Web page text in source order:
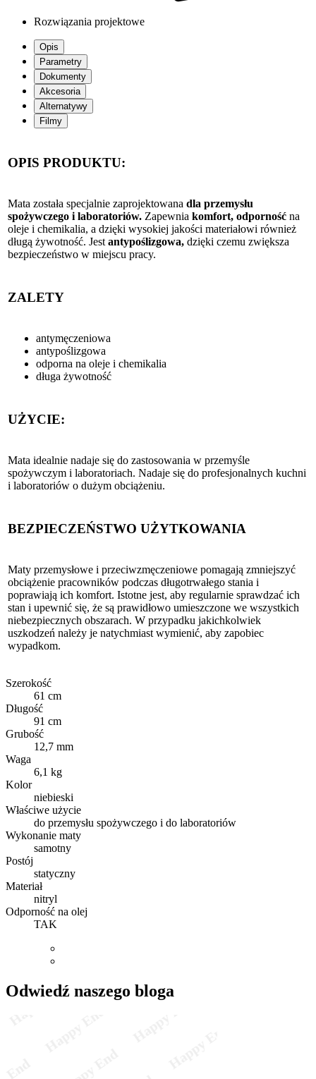
Rozwiązania projektowe
Opis
Parametry
Dokumenty
Akcesoria
Alternatywy
Filmy
OPIS PRODUKTU:
Mata została specjalnie zaprojektowana dla przemysłu
spożywczego i laboratoriów. Zapewnia komfort, odporność na
oleje i chemikalia, a dzięki wysokiej jakości materiałowi również
długą żywotność. Jest antypoślizgowa, dzięki czemu zwiększa
bezpieczeństwo w miejscu pracy.
ZALETY
antymęczeniowa
antypoślizgowa
odporna na oleje i chemikalia
długa żywotność
UŻYCIE:
Mata idealnie nadaje się do zastosowania w przemyśle
spożywczym i laboratoriach. Nadaje się do profesjonalnych kuchni
i laboratoriów o dużym obciążeniu.
BEZPIECZEŃSTWO UŻYTKOWANIA
Maty przemysłowe i przeciwzmęczeniowe pomagają zmniejszyć
obciążenie pracowników podczas długotrwałego stania i
poprawiają ich komfort. Istotne jest, aby regularnie sprawdzać ich
stan i upewnić się, że są prawidłowo umieszczone we wszystkich
niebezpiecznych obszarach. W przypadku jakichkolwiek
uszkodzeń należy je natychmiast wymienić, aby zapobiec
wypadkom.
Szerokość
61 cm
Długość
91 cm
Grubość
12,7 mm
Waga
6,1 kg
Kolor
niebieski
Właściwe użycie
do przemysłu spożywczego i do laboratoriów
Wykonanie maty
samotny
Postój
statyczny
Materiał
nitryl
Odporność na olej
TAK
Odwiedź naszego bloga